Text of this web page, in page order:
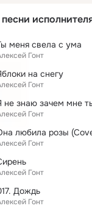
меня свела с ума
Гонт
на снегу
Гонт
не знаю зачем мне
Гонт
любила розы
Гонт
Гонт
Дождь
Гонт